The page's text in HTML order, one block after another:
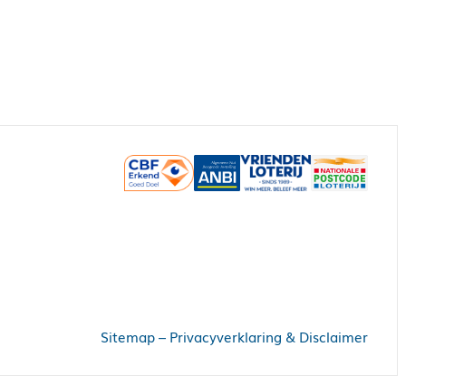
Sitemap– Privacyverklaring & Disclaimer